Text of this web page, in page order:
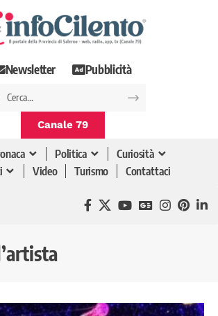
Newsletter Pubblicità
Canale 79
Politica
Curiosità
Video Turismo Contattaci